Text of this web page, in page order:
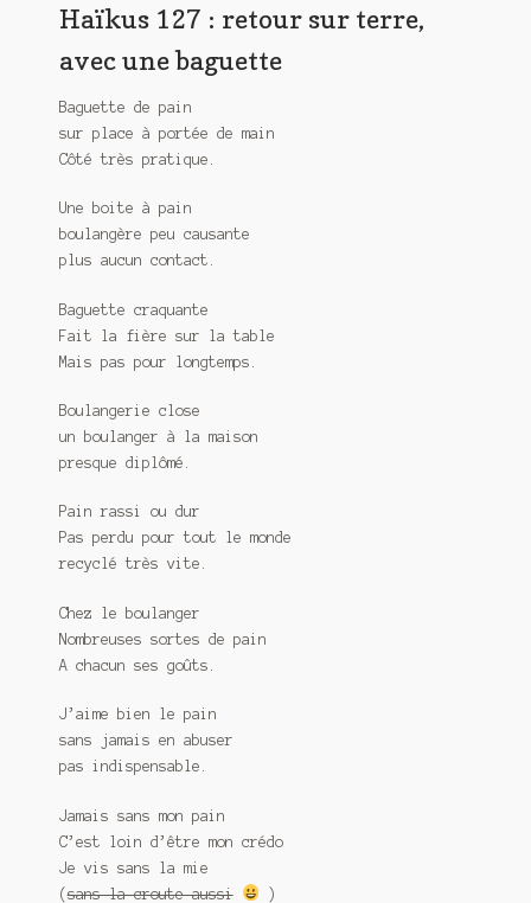
Mon Compte
Panier
Sans retour
Sauver ou périr
Une baffe et ça repart
Haïkus 127 : retour sur terre,
avec une baguette
Baguette de pain
sur place à portée de main
Côté très pratique.
Une boite à pain
boulangère peu causante
plus aucun contact.
Baguette craquante
Fait la fière sur la table
Mais pas pour longtemps.
Boulangerie close
un boulanger à la maison
presque diplômé.
Pain rassi ou dur
Pas perdu pour tout le monde
recyclé très vite.
Chez le boulanger
Nombreuses sortes de pain
A chacun ses goûts.
J’aime bien le pain
sans jamais en abuser
pas indispensable.
Jamais sans mon pain
C’est loin d’être mon crédo
Je vis sans la mie
(sans la croute aussi )